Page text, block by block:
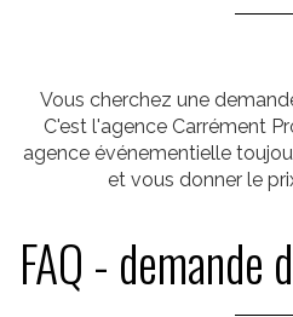
Vous cherchez une
C'est l'agence Carrément
agence événementielle
et vous donner le
FAQ - demande